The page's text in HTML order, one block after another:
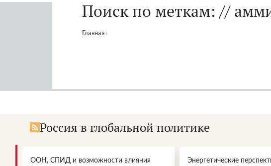
Поиск по меткам: //
Главная ›
Россия в глобальной политике
ООН, СПИД и возможности влияния
Энергетические